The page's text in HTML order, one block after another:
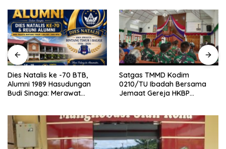
Dies Natalis ke -70 BTB,
Alumni 1989 Hasudungan
Budi Sinaga: Merawat
Satgas TMMD Kodim
0210/TU Ibadah Bersama
Jemaat Gereja HKBP